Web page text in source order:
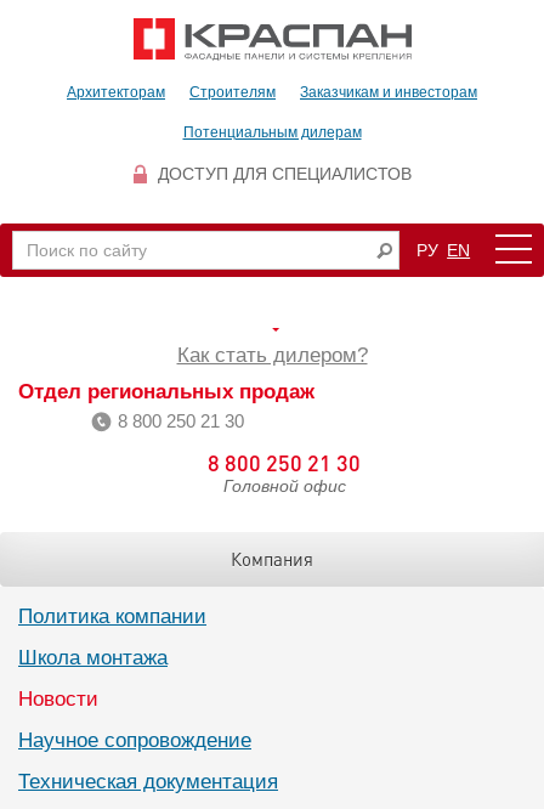
Архитекторам Строителям Заказчикам и инвесторам
Потенциальным дилерам
ДОСТУП ДЛЯ СПЕЦИАЛИСТОВ
РУ EN
Как стать дилером?
Отдел региональных продаж
8 800 250 21 30
8 800 250 21 30
Головной офис
Компания
Политика компании
Школа монтажа
Новости
Научное сопровождение
Техническая документация